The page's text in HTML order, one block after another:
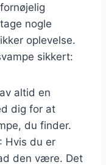
nogle
oplevelse.
sikkert:
altid en
dig for at
du finder.
: Hvis du er
den være. Det